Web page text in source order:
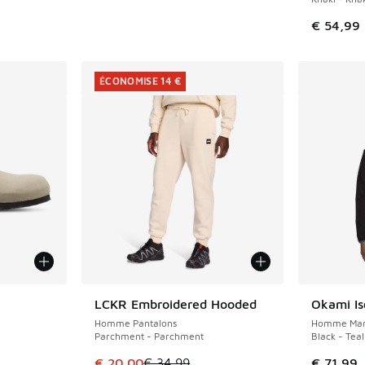
Prix en baisse de € 34,99 à € 21,00 € 54,99
LCKR Embroidered Hooded
Homme Pantalons
Parchment - Parchment
Cet article est en promotion. Prix en baisse
ÉCONOMISE 14 €
ÉCONOMISE 14 €
Okami
Homme
Black - Teal